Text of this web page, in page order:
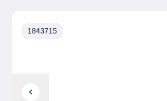
chevron_left
1843715